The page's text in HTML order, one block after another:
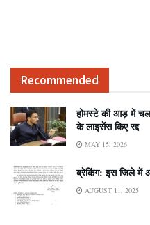
Recommended
होमस्टे की आड़ में
के लाइसेंस किए रद्द
MAY 15, 2026
ब्रेकिंग: इस जिले में
AUGUST 11, 2025